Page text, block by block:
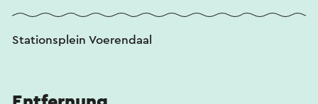
Stationsplein Voerendaal